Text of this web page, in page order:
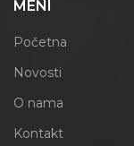
MENI
Početna
Novosti
O nama
Kontakt